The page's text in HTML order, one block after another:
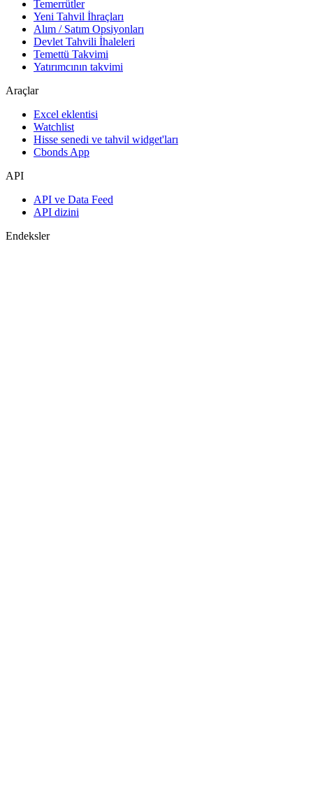
Temerrütler
Yeni Tahvil İhraçları
Alım / Satım Opsiyonları
Devlet Tahvili İhaleleri
Temettü Takvimi
Yatırımcının takvimi
Araçlar
Excel eklentisi
Watchlist
Hisse senedi ve tahvil widget'ları
Cbonds App
API
API ve Data Feed
API dizini
Endeksler